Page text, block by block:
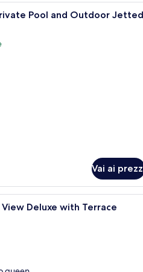
Area piscina moderna con
Pool and Outdoor Jetted
Vai ai
Una terrazza sul tetto con
Deluxe with Terrace